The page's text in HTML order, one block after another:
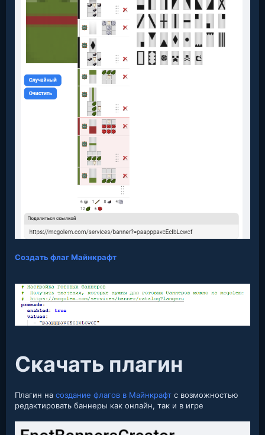
Создать флаг Майнкрафт
Скачать плагин​
Плагин на создание флагов в Майнкрафт с возможностью
редактировать баннеры как онлайн, так и в игре